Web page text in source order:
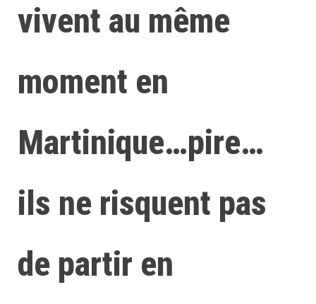
vivent au même
moment en
Martinique…pire…
ils ne risquent pas
de partir en